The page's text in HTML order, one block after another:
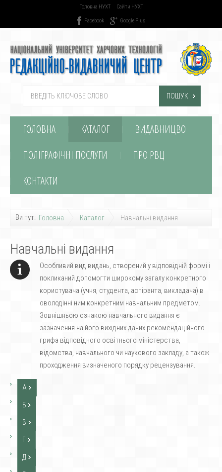
Головна НУХТ Сайти НУХТ
Facebook Google Plus
ПОШУК
ГОЛОВНА КАТАЛОГ
ВИДАВНИЦВО
ПОЛІГРАФІЧНІ ПОСЛУГИ
ПРО РВЦ
КОНТАКТИ
Ви тут: Головна Каталог Навчальні видання
Навчальні видання
Особливий вид видань, створений у відповідній формі і
покликаний допомогти широкому загалу конкретного
користувача (учня, студента, аспіранта, викладача) в
оволодінні ним конкретним навчальним предметом.
Зовнішньою ознакою навчального видання є
зазначення на його вихідних даних рекомендаційного
грифа відповідного освітнього міністерства,
відомства, навчального чи наукового закладу, а також
проходження визначеного порядку рецензування.
А
Б
В
Г
Д